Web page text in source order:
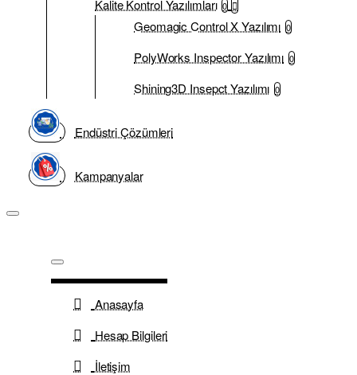
Kalite Kontrol Yazılımları 0
Geomagic Control X Yazılımı 0
PolyWorks Inspector Yazılımı 0
Shining3D Insepct Yazılımı 0
Endüstri Çözümleri
Kampanyalar
Anasayfa
Hesap Bilgileri
İletişim